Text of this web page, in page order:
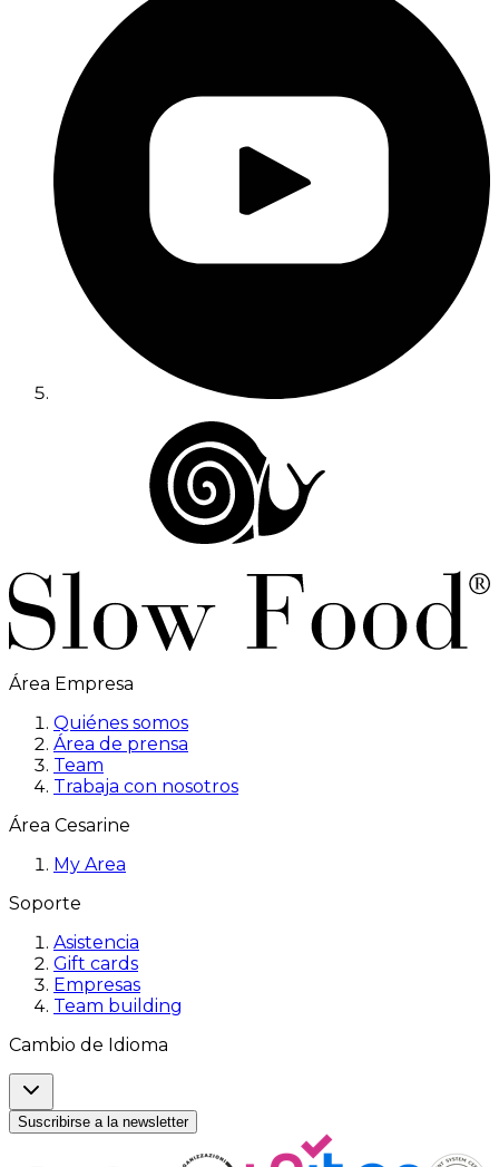
Área Empresa
Quiénes somos
Área de prensa
Team
Trabaja con nosotros
Área Cesarine
My Area
Soporte
Asistencia
Gift cards
Empresas
Team building
Cambio de Idioma
Suscribirse a la newsletter